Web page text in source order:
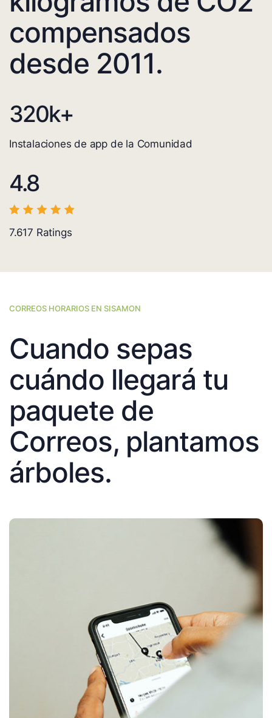
compensados
desde 2011.
320k+
Instalaciones de app de la Comunidad
4.8
7.617 Ratings
CORREOS HORARIOS EN SISAMON
Cuando sepas
cuándo llegará tu
paquete de
Correos, plantamos
árboles.